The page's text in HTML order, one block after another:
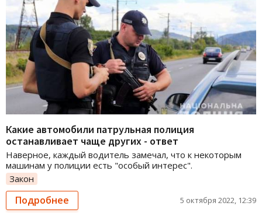
Какие автомобили патрульная полиция
останавливает чаще других - ответ
Наверное, каждый водитель замечал, что к некоторым
машинам у полиции есть "особый интерес".
Закон
Подробнее 5 октября 2022, 12:39